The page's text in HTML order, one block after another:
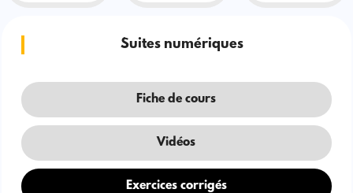
Suites numériques
Fiche de cours
Vidéos
Exercices corrigés